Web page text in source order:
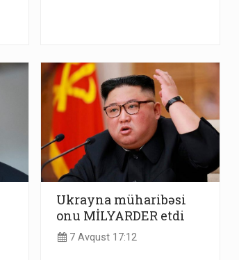
Ukrayna müharibəsi
onu MİLYARDER etdi
7 Avqust 17:12